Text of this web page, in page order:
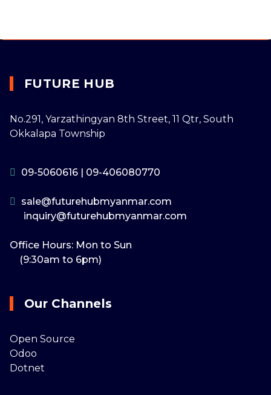
FUTURE HUB
No.291, Yarzathingyan 8th Street, 11 Qtr, South
Okkalapa Township
09-5060616 09-406080770
sale@futurehubmyanmar.com
inquiry@futurehubmyanmar.com
Office Hours: Mon to Sun
(9:30am to 6pm)
Our Channels
Open Source
Odoo
Dotnet